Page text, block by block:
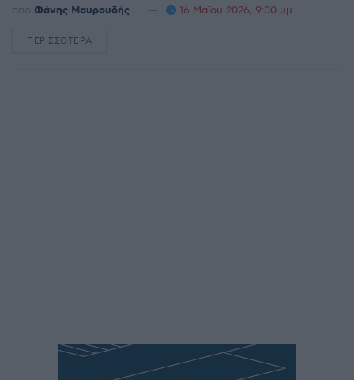
από Φάνης Μαυρουδής 16 Μαΐου 2026, 9:00 μμ
ΠΕΡΙΣΣΌΤΕΡΑ